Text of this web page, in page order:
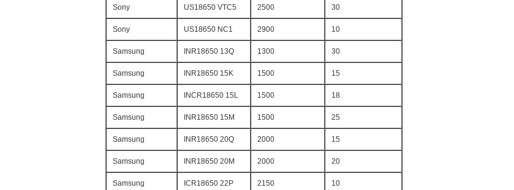
Sony US18650 VTC5 2500 30
Sony US18650 NC1 2900 10
Samsung INR18650 13Q 1300 30
Samsung INR18650 15K 1500 15
Samsung INCR18650 15L 1500 18
Samsung INR18650 15M 1500 25
Samsung INR18650 20Q 2000 15
Samsung INR18650 20M 2000 20
Samsung ICR18650 22P 2150 10